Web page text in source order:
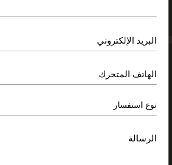
مجتمعاتنا
العروض
الأخبار
الوضع الحالي للمشاريع
اتصل بنا
البريد الإلكتروني
الهاتف المتحرك
نوع استفسار
الرسالة